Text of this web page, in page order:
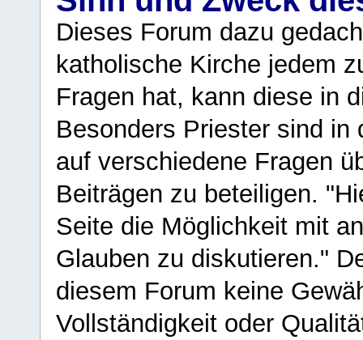
Dieses Forum dazu
katholische Kirche jedem
Fragen hat, kann diese in
Besonders Priester sind in
auf verschiedene Fragen
Beiträgen zu beteiligen.
Seite die Möglichkeit mit
Glauben zu diskutieren."
diesem Forum keine
Vollständigkeit oder